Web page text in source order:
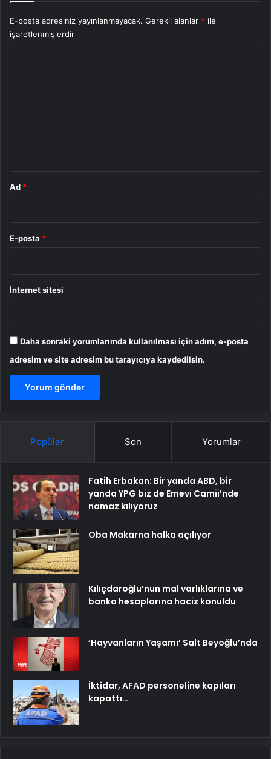
E-posta adresiniz yayınlanmayacak. Gerekli alanlar * ile
işaretlenmişlerdir
Ad *
E-posta *
İnternet sitesi
Daha sonraki yorumlarımda kullanılması için adım, e-posta
adresim ve site adresim bu tarayıcıya kaydedilsin.
Popüler Son Yorumlar
Fatih Erbakan: Bir yanda ABD, bir
yanda YPG biz de Emevi Camii’nde
namaz kılıyoruz
Oba Makarna halka açılıyor
Kılıçdaroğlu’nun mal varlıklarına ve
banka hesaplarına haciz konuldu
‘Hayvanların Yaşamı’ Salt Beyoğlu’nda
İktidar, AFAD personeline kapıları
kapattı…